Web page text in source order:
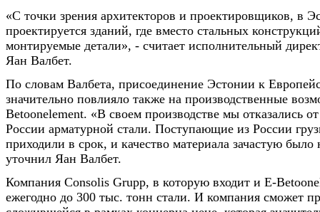
«С точки зрения архитекторов и проектировщиков, в
проектируется зданий, где вместо стальных
монтируемые детали», - считает исполнительный
Яан Валбет.
По словам Валбета, присоединение Эстонии к
значительно повлияло также на производственные
Betoonelement. «В своем производстве мы отказались
России арматурной стали. Поступающие из России
приходили в срок, и качество материала зачастую
уточнил Яан Валбет.
Компания Consolis Grupp, в которую входит и E-
ежегодно до 300 тыс. тонн стали. И компания сможет